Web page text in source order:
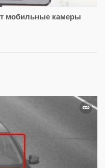
мобильные камеры